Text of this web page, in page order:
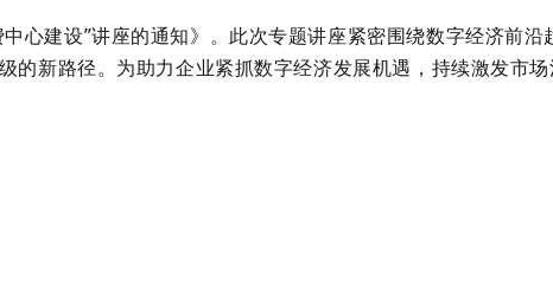
心建设”讲座的通知》。此次专题讲座紧密围绕数字经济前
新路径。为助力企业紧抓数字经济发展机遇，持续激发市场